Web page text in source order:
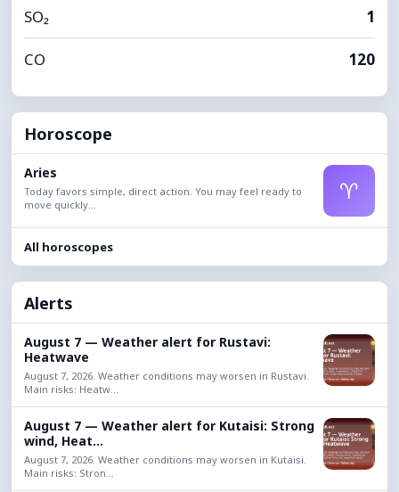
SO₂ 1
CO 120
Horoscope
Aries
Today favors simple, direct action. You may feel ready to
move quickly...
♈
All horoscopes
Alerts
August 7 — Weather alert for Rustavi:
Heatwave
August 7, 2026. Weather conditions may worsen in Rustavi.
Main risks: Heatw...
August 7 — Weather alert for Kutaisi: Strong
wind, Heat...
August 7, 2026. Weather conditions may worsen in Kutaisi.
Main risks: Stron...